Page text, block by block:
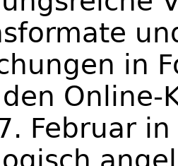
in
Online-
Februar